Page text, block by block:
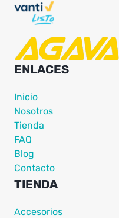
ENLACES
Inicio
Nosotros
Tienda
FAQ
Blog
Contacto
TIENDA
Accesorios